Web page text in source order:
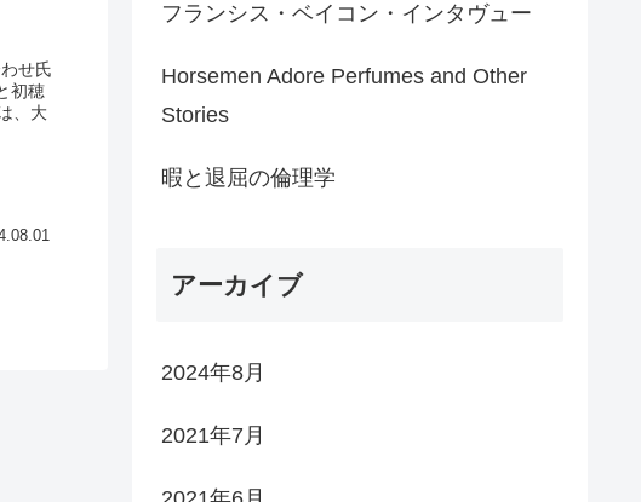
せ氏
初穂
、大
フランシス・ベイコン・インタヴュー
Horsemen Adore Perfumes and Other
Stories
暇と退屈の倫理学
アーカイブ
2024年8月
2021年7月